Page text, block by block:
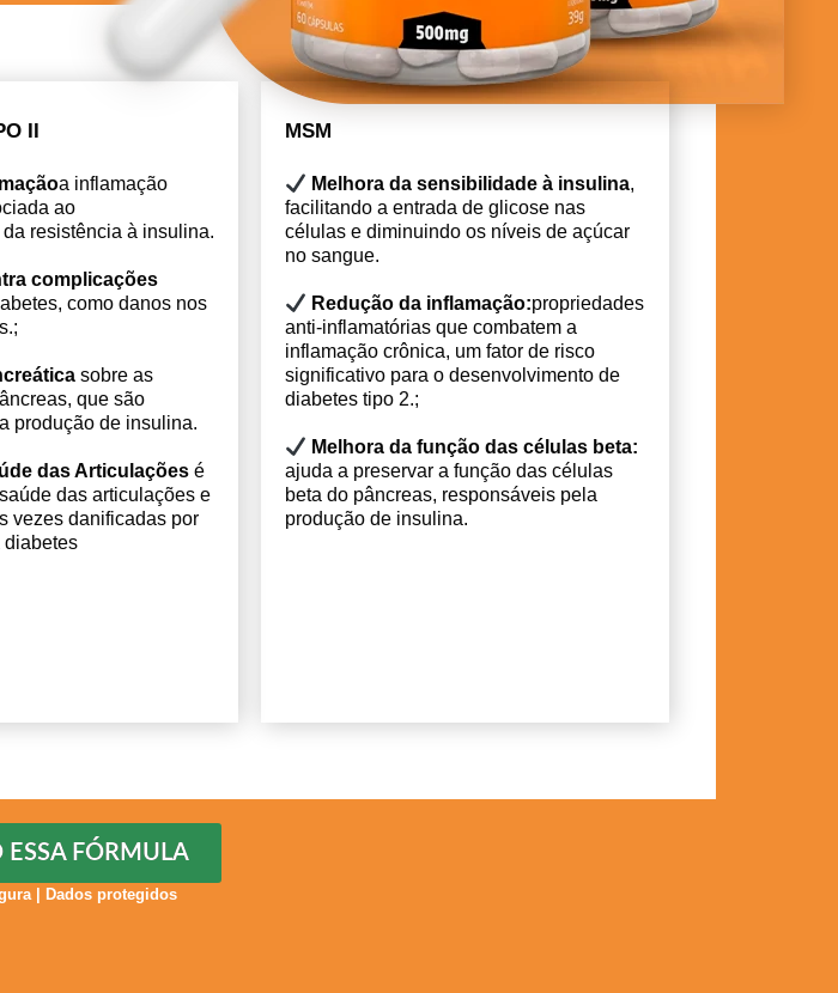
II
a inflamação
ao
resistência à insulina.
complicações
como danos nos
;
sobre as
que são
produção de insulina.
das Articulações é
das articulações e
vezes danificadas por
MSM
Melhora da sensibilidade à insulina,
facilitando a entrada de glicose nas
células e diminuindo os níveis de açúcar
no sangue.
Redução da inflamação:propriedades
anti-inflamatórias que combatem a
inflamação crônica, um fator de risco
significativo para o desenvolvimento de
diabetes tipo 2.;
Melhora da função das células beta:
ajuda a preservar a função das células
beta do pâncreas, responsáveis pela
produção de insulina.
ESSA FÓRMULA
| Dados protegidos